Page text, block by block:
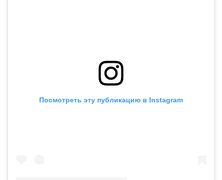
Посмотреть эту публикацию в Instagram